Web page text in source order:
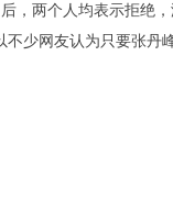
两个人均表示拒绝
少网友认为只要张丹